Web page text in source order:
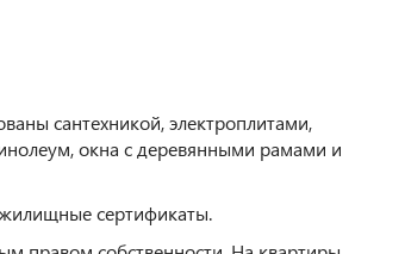
сантехникой, электроплитами,
окна с деревянными рамами и
сертификаты.